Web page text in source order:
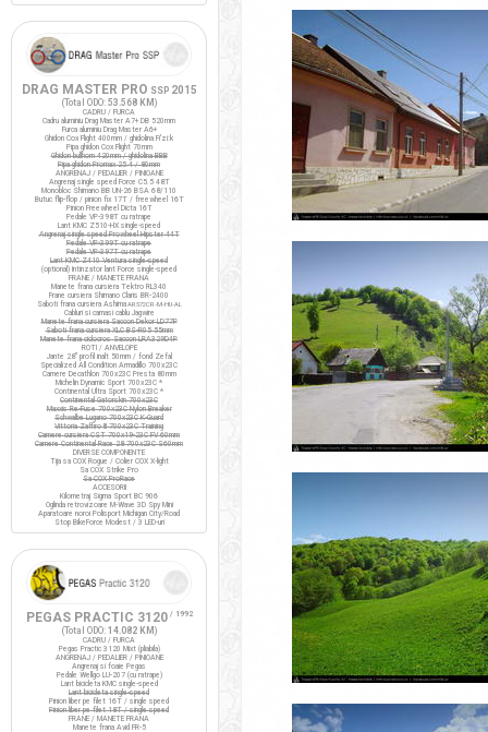
DRAG MASTER PRO SSP 2015
(Total ODO: 53.568 KM )
CADRU / FURCA
Cadru aluminiu Drag Master A7+ DB 520mm
Furca aluminiu Drag Master A6+
Ghidon Cox Flight 400mm / ghidolina Fi'zi:k
Pipa ghidon Cox Flight 70mm
Ghidon bullhorn 420mm / ghidolina BBB
Pipa ghidon Promax 25.4 / 80mm
ANGRENAJ / PEDALIER / PINIOANE
Angrenaj single speed Force C5.5 48T
Monobloc Shimano BB UN-26 BSA 68/110
Butuc flip-flop / pinion fix 17T / freewheel 16T
Pinion Freewheel Dicta 16T
Pedale VP-398T cu ratrape
Lant KMC Z510-HX single-speed
Angrenaj single speed Prowheel Hipster 44T
Pedale VP-399T cu ratrape
Pedale VP-397T cu ratrape
Lant KMC Z410 Ventura single-speed
(optional) Intinzator lant Force single-speed
FRANE / MANETE FRANA
Manete frana cursiera Tektro RL340
Frane cursiera Shimano Claris BR-2400
Saboti frana cursiera AshimaARS72CR-M-HU-AL
Cabluri si camasi cablu Jagwire
Manete frana cursiera Saccon Dekor LD77P
Saboti frana cursiera XLC BS-R05 55mm
Manete frana ciclocros Saccon LRA329D4P
ROTI / ANVELOPE
Jante 28" profil inalt 50mm / fond Zefal
Specialized All Condition Armadillo 700x23C
Camere Decathlon 700x23C Presta 80mm
Michelin Dynamic Sport 700x23C *
Continental Ultra Sport 700x23C *
Continental Gatorskin 700x23C
Maxxis Re-Fuse 700x23C Nylon Breaker
Schwalbe Lugano 700x23C K-Guard
Vittoria Zaffiro III 700x23C Training
Camere cursiera CST 700x19-23C FV 60mm
Camere Continental Race 28 700x23C S60mm
DIVERSE COMPONENTE
Tija sa COX Rogue / Colier COX X-light
Sa COX Strike Pro
Sa COX ProRace
ACCESORII
Kilometraj Sigma Sport BC 906
Oglinda retrovizoare M-Wave 3D Spy Mini
Aparatoare noroi Polisport Michigan City/Road
Stop BikeForce Modest / 3 LED-uri
PEGAS PRACTIC 3120/ 1992
(Total ODO: 14.082 KM )
CADRU / FURCA
Pegas Practic 3120 Mixt (pliabila)
ANGRENAJ / PEDALIER / PINIOANE
Angrenaj si foaie Pegas
Pedale Wellgo LU-207 (cu ratrape)
Lant bicicleta KMC single-speed
Lant bicicleta single-speed
Pinion liber pe filet 16T / single speed
Pinion liber pe filet 18T / single speed
FRANE / MANETE FRANA
Manete frana Avid FR-5